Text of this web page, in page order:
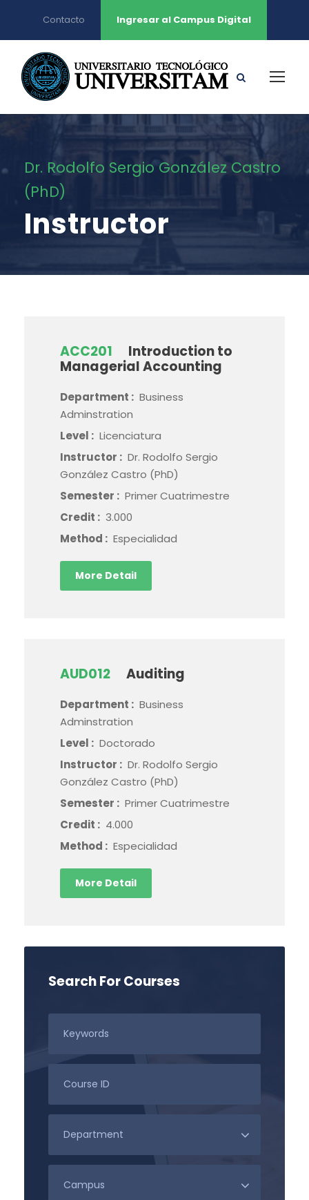
Contacto Ingresar al Campus Digital
Dr. Rodolfo Sergio González Castro
(PhD)
Instructor
ACC201
Introduction to
Managerial Accounting
Department : Business
Adminstration
Level : Licenciatura
Instructor : Dr. Rodolfo Sergio
González Castro (PhD)
Semester : Primer Cuatrimestre
Credit : 3.000
Method : Especialidad
More Detail
AUD012 Auditing
Department : Business
Adminstration
Level : Doctorado
Instructor : Dr. Rodolfo Sergio
González Castro (PhD)
Semester : Primer Cuatrimestre
Credit : 4.000
Method : Especialidad
More Detail
Search For Courses